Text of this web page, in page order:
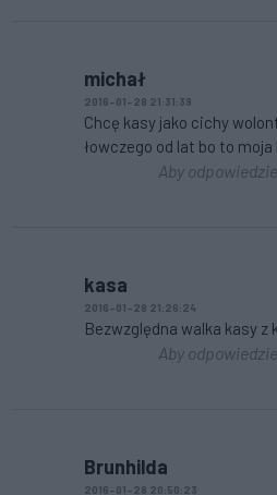
michał
2016-01-28 21:31:39
Chcę kasy jako cichy
łowczego od lat bo to moja
Aby
kasa
2016-01-28 21:26:24
Bezwzględna walka kasy z
Aby
Brunhilda
2016-01-28 20:50:23